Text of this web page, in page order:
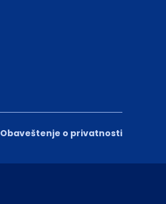
Obaveštenje o privatnosti